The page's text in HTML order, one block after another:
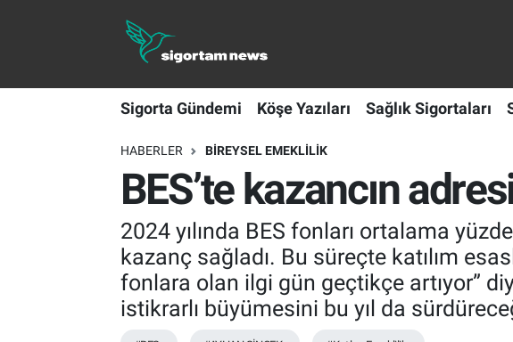
Sigorta Gündemi Köşe Yazıları Sağlık Sigortaları
HABERLER BIREYSEL EMEKLILIK
BES’te kazancın
2024 yılında BES fonları ortalama
kazanç sağladı. Bu süreçte katılım
fonlara olan ilgi gün geçtikçe artıyor”
istikrarlı büyümesini bu yıl da
Sigorta Gündemi
Köşe Yazıları
Sağlık Sigortaları
Sporun Sigortası